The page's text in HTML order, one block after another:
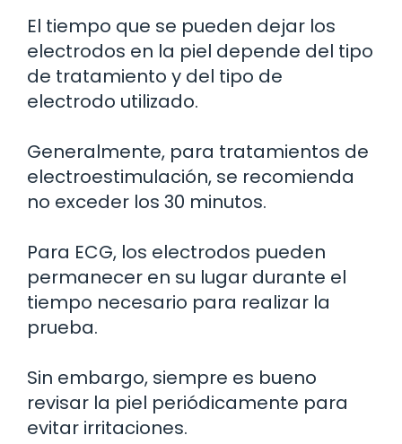
El tiempo que se pueden dejar los
electrodos en la piel depende del tipo
de tratamiento y del tipo de
electrodo utilizado.
Generalmente, para tratamientos de
electroestimulación, se recomienda
no exceder los 30 minutos.
Para ECG, los electrodos pueden
permanecer en su lugar durante el
tiempo necesario para realizar la
prueba.
Sin embargo, siempre es bueno
revisar la piel periódicamente para
evitar irritaciones.